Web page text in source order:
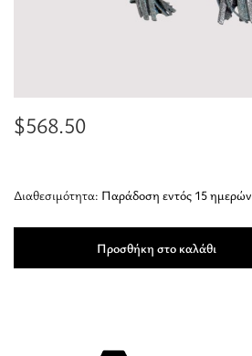
$568.50
Διαθεσιμότητα: Παράδοση εντός 15 ημερών
Προσθήκη στο καλάθι